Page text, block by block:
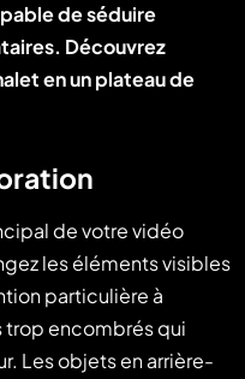
de séduire
Découvrez
en un plateau de
de votre vidéo
les éléments visibles
particulière à
trop encombrés qui
Les objets en arrière-